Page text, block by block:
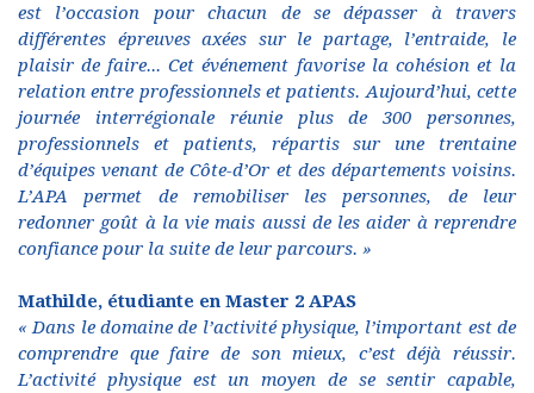
est l’occasion pour chacun de se dépasser à travers
différentes épreuves axées sur le partage, l’entraide, le
plaisir de faire... Cet événement favorise la cohésion et la
relation entre professionnels et patients. Aujourd’hui, cette
journée interrégionale réunie plus de 300 personnes,
professionnels et patients, répartis sur une trentaine
d’équipes venant de Côte-d’Or et des départements voisins.
L’APA permet de remobiliser les personnes, de leur
redonner goût à la vie mais aussi de les aider à reprendre
confiance pour la suite de leur parcours. »
Mathilde, étudiante en Master 2 APAS
« Dans le domaine de l’activité physique, l’important est de
comprendre que faire de son mieux, c’est déjà réussir.
L’activité physique est un moyen de se sentir capable,